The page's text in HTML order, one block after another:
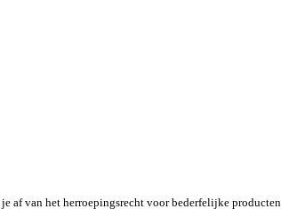
af van het herroepingsrecht voor bederfelijke producten.